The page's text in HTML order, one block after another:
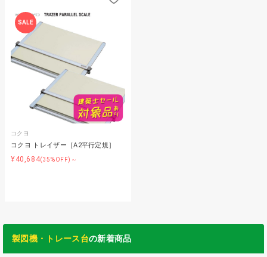
SALE
コクヨ
コクヨ トレイザー［A2平行定規］
¥40,684(35%OFF)～
製図機・トレース台の新着商品